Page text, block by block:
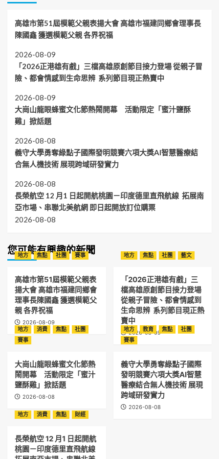
高雄市第51屆模範父親表揚大會 高雄市福建同鄉會理事長
陳國鑫 獲選模範父親 各界祝福
2026-08-09
「2026正港雄有戲」三檔高雄原創節目接力登場 從親子冒
險、都會情感到生命思辨 系列節目現正熱賣中
2026-08-09
大崗山龍眼蜂蜜文化節熱鬧開幕 活動限定「蜜汁鹽酥
雞」掀話題
2026-08-08
義守大學勇奪綠點子國際發明競賽六項大獎AI智慧醫療結
合無人機技術 展現跨域研發實力
2026-08-08
長榮航空 12 月1 日起開航桃園－印度德里直飛航線 拓展南
亞市場、串聯北美航網 即日起開放訂位購票
2026-08-08
您可能有興趣的新聞
地方 焦點 社團 賽事
高雄市第51屆模範父親表
揚大會 高雄市福建同鄉會
理事長陳國鑫 獲選模範父
親 各界祝福
2026-08-09
地方 焦點 社團 藝文
「2026正港雄有戲」三
檔高雄原創節目接力登場
從親子冒險、都會情感到
生命思辨 系列節目現正熱
賣中
2026-08-09
地方 消費 焦點
社團
賽事
大崗山龍眼蜂蜜文化節熱
鬧開幕 活動限定「蜜汁
鹽酥雞」掀話題
2026-08-08
地方 教育 焦點
社團
賽事
義守大學勇奪綠點子國際
發明競賽六項大獎AI智慧
醫療結合無人機技術 展現
跨域研發實力
2026-08-08
地方
消費 焦點 財經
長榮航空 12 月1 日起開航
桃園－印度德里直飛航線